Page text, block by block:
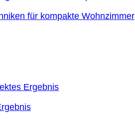
für kompakte Wohnzimmer